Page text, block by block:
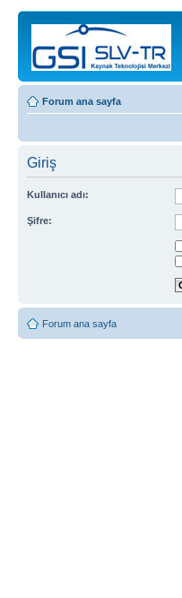
Forum ana sayfa
Giriş
Kullanıcı adı:
Şifre:
Forum ana sayfa